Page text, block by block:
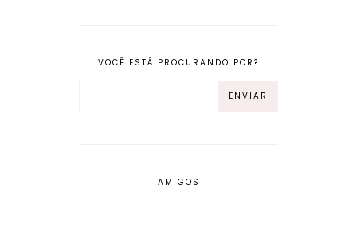
VOCÊ ESTÁ PROCURANDO POR?
AMIGOS